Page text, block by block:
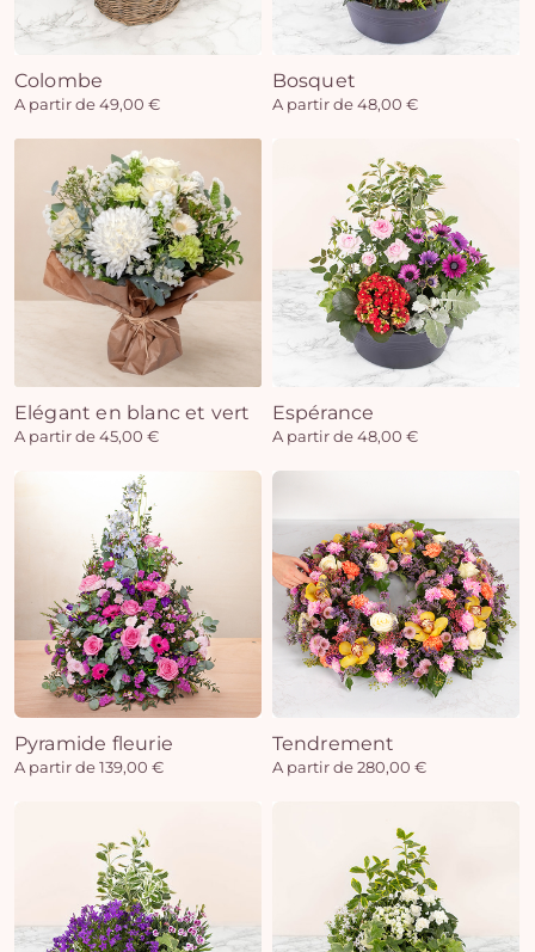
Colombe
A partir de 49,00 €
Bosquet
A partir de 48,00 €
Elégant en blanc et vert
A partir de 45,00 €
Espérance
A partir de 48,00 €
Pyramide fleurie
A partir de 139,00 €
Tendrement
A partir de 280,00 €